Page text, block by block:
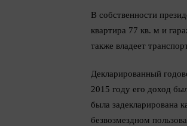
В собственности
квартира 77 кв. м и
также владеет
Декларированный
2015 году его доход
была задекларирована
безвозмездном